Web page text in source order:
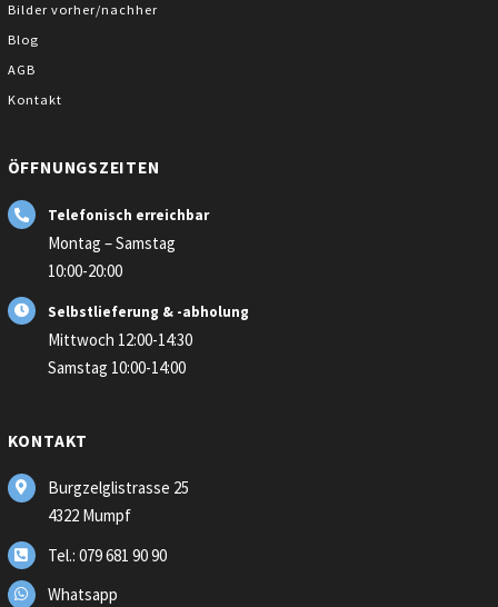
Bilder vorher/nachher
Blog
AGB
Kontakt
ÖFFNUNGSZEITEN
Telefonisch erreichbar
Montag – Samstag
10:00-20:00
Selbstlieferung & -abholung
Mittwoch 12:00-14:30
Samstag 10:00-14:00
KONTAKT
Burgzelglistrasse 25
4322 Mumpf
Tel.: 079 681 90 90
Whatsapp